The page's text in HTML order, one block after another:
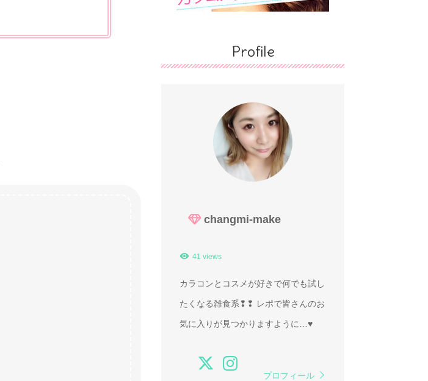
Profile
changmi-make
41 views
カラコンとコスメが好きで何でも試し
たくなる雑食系❢❢ レポで皆さんのお
気に入りが見つかりますように…♥
プロフィール